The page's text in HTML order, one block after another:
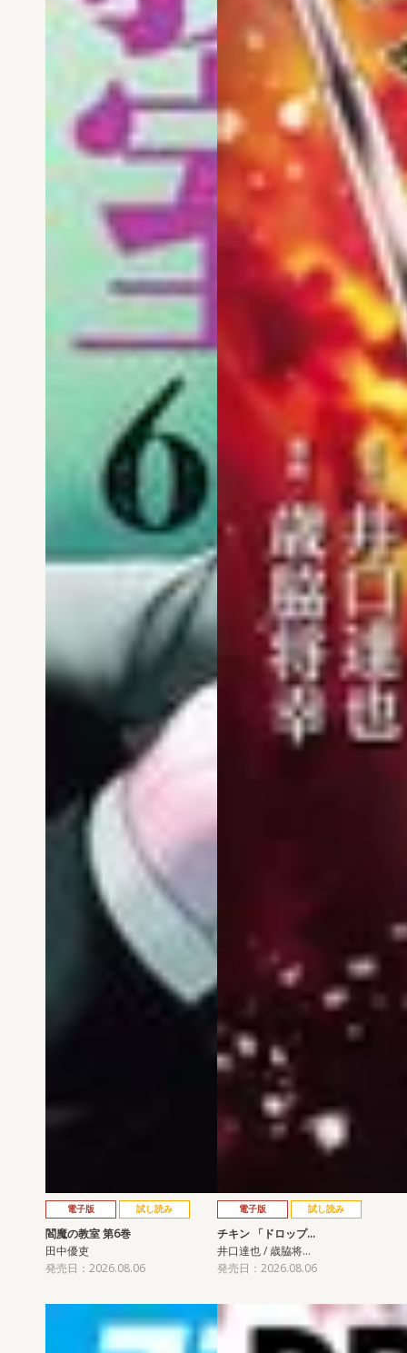
電子版 試し読み
閻魔の教室 第6巻
田中優吏
発売日：2026.08.06
電子版 試し読み
チキン 「ドロップ…
井口達也 / 歳脇将…
発売日：2026.08.06